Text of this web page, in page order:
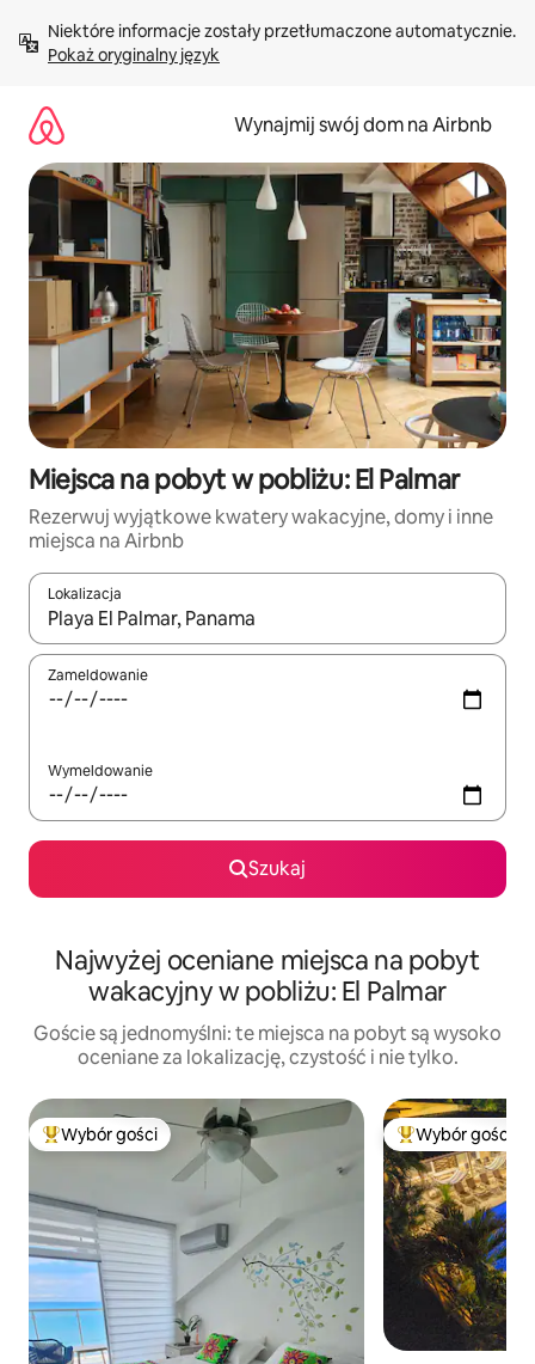
treści Pokaż oryginalny język
Wynajmij swój dom na Airbnb
Miejsca na pobyt w pobliżu: El Palmar
Rezerwuj wyjątkowe kwatery wakacyjne, domy i inne
miejsca na Airbnb
Lokalizacja
Gdy wyniki będą dostępne, możesz poruszać się po nich za
Zameldowanie
Wymeldowanie
Szukaj
Najwyżej oceniane miejsca na pobyt
wakacyjny w pobliżu: El Palmar
Goście są jednomyślni: te miejsca na pobyt są wysoko
oceniane za lokalizację, czystość i nie tylko.
Najpopularniejsze z kategorii Wybór gości
Wybór gości Wybór gości